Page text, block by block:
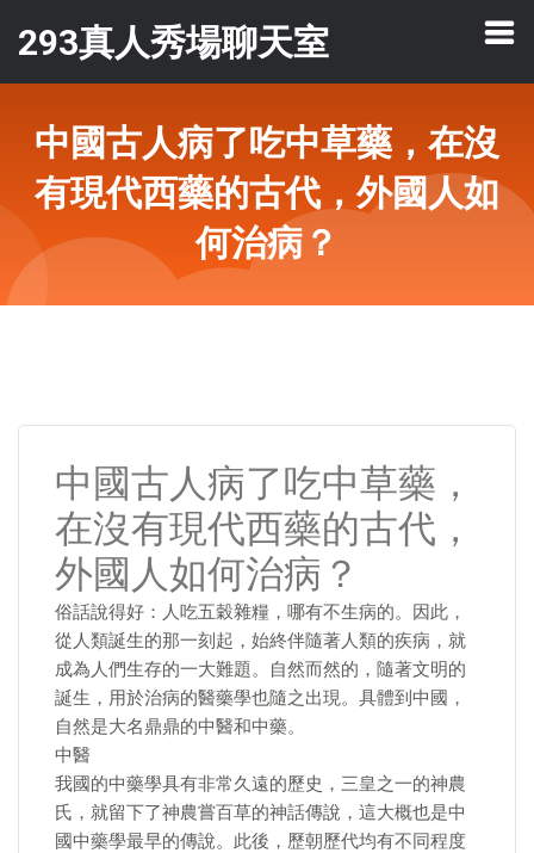
293真人秀場聊天室
中國古人病了吃中草藥，在沒
有現代西藥的古代，外國人如
何治病？
中國古人病了吃中草藥，
在沒有現代西藥的古代，
外國人如何治病？
俗話說得好：人吃五穀雜糧，哪有不生病的。因此，
從人類誕生的那一刻起，始終伴隨著人類的疾病，就
成為人們生存的一大難題。自然而然的，隨著文明的
誕生，用於治病的醫藥學也隨之出現。具體到中國，
自然是大名鼎鼎的中醫和中藥。
中醫
我國的中藥學具有非常久遠的歷史，三皇之一的神農
氏，就留下了神農嘗百草的神話傳說，這大概也是中
國中藥學最早的傳說。此後，歷朝歷代均有不同程度